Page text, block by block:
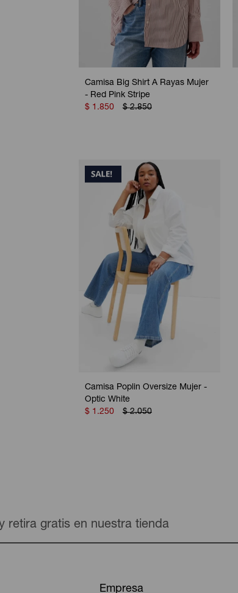
Camisa Big Shirt A Rayas Mujer
- Red Pink Stripe
$ 1.850 $ 2.850
Camisa Poplin Oversize Mujer -
Optic White
$ 1.250 $ 2.050
retira gratis en nuestra tienda
Empresa